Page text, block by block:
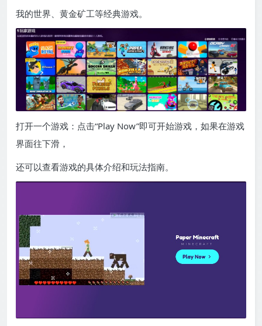
我的世界、黄金矿工等经典游戏。
打开一个游戏：点击“Play Now”即可开始游戏，如果在游戏
界面往下滑，
还可以查看游戏的具体介绍和玩法指南。